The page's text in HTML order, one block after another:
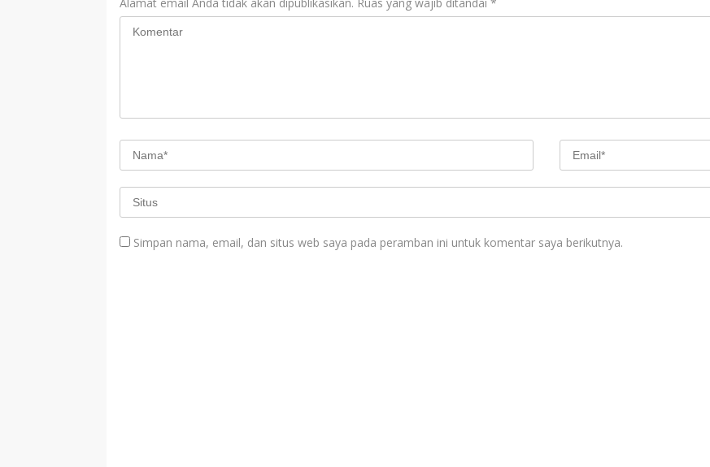
Simpan nama, email, dan situs web saya pada peramban ini untuk komentar saya berikutnya.